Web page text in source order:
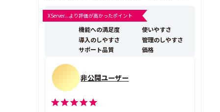
ーです。
XServer...より評価が高かったポイント
機能への満足度
使いやすさ
導入のしやすさ
管理のしやすさ
サポート品質
価格
非公開ユーザー